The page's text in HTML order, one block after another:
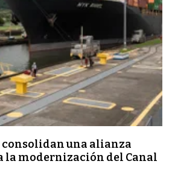
consolidan una alianza
la modernización del Canal